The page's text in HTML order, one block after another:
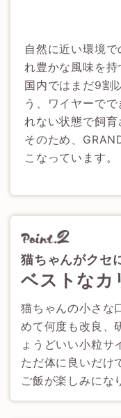
自然に近い環境
れ豊かな風味を持
国内ではまだ9割
う、ワイヤーで
れない状態で飼育
そのため、
こなっています。
猫ちゃんがクセ
ベストなカ
猫ちゃんの小さな
めて何度も改良、
ょうどいい小粒サ
ただ体に良いだけ
ご飯が楽しみにな